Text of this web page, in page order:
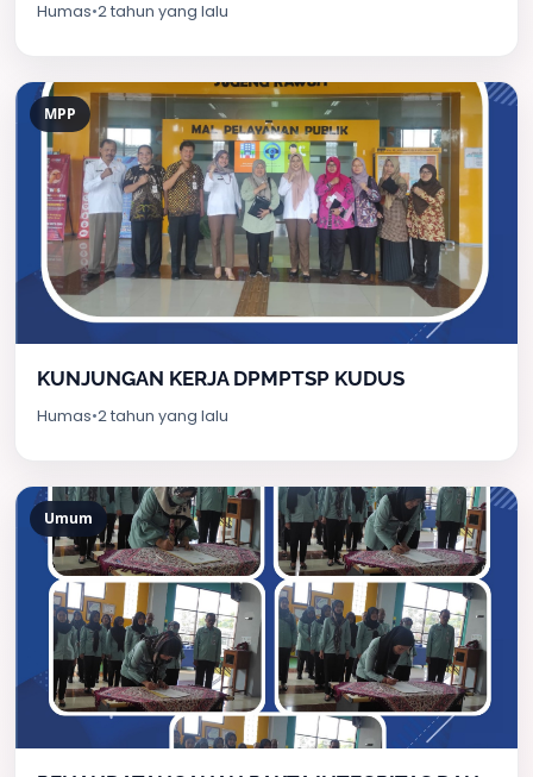
Humas•2 tahun yang lalu
MPP
KUNJUNGAN KERJA DPMPTSP KUDUS
Humas•2 tahun yang lalu
Umum